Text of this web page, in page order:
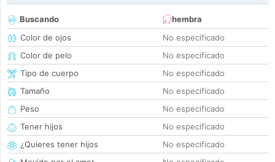
Buscando
hembra
Color de ojos
No especificado
Color de pelo
No especificado
Tipo de cuerpo
No especificado
Tamaño
No especificado
Peso
No especificado
Tener hijos
No especificado
¿Quieres tener hijos
No especificado